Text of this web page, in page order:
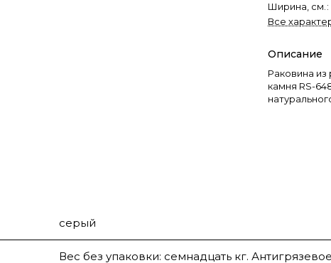
Ширина, см. :
Все
Описание
Раковина из
камня RS-
серый
Вес без упаковки: семнадцать кг.